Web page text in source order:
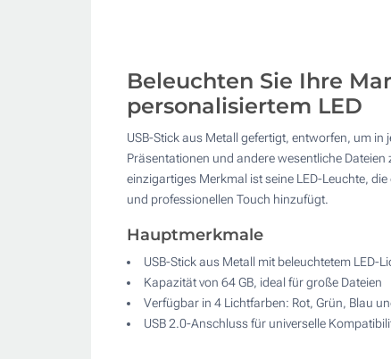
Beleuchten Sie Ihre
personalisiertem LED
USB-Stick aus Metall gefertigt, entworfen, um
Präsentationen und andere wesentliche
einzigartiges Merkmal ist seine LED-Leuchte,
und professionellen Touch hinzufügt.
Hauptmerkmale
USB-Stick aus Metall mit beleuchtetem LED-
Kapazität von 64 GB, ideal für große Dateien
Verfügbar in 4 Lichtfarben: Rot, Grün, Blau
USB 2.0-Anschluss für universelle